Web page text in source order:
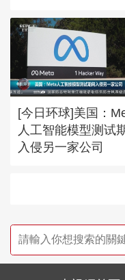
[今日环球]美国：
人工智能模型测试
入侵另一家公司